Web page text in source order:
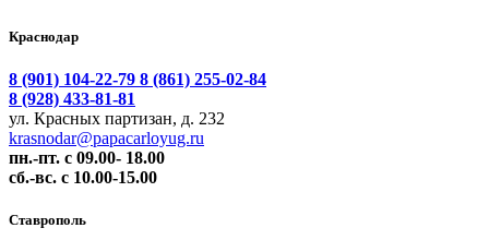
Краснодар
8 (901) 104-22-79 8 (861) 255-02-84
8 (928) 433-81-81
ул. Красных партизан, д. 232
krasnodar@papacarloyug.ru
пн.-пт. с 09.00- 18.00
сб.-вс. с 10.00-15.00
Ставрополь